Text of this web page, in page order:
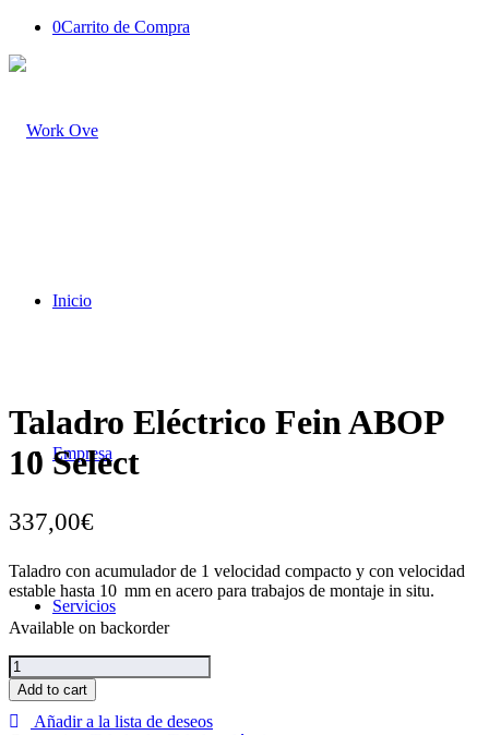
0Carrito de Compra
Inicio
Empresa
Servicios
Taladro Eléctrico Fein ABOP
10 Select
337,00€
Taladro con acumulador de 1 velocidad compacto y con velocidad
estable hasta 10 mm en acero para trabajos de montaje in situ.
Available on backorder
Taladro
Eléctrico
Fein
ABOP
Add to cart
Añadir a la lista de deseos